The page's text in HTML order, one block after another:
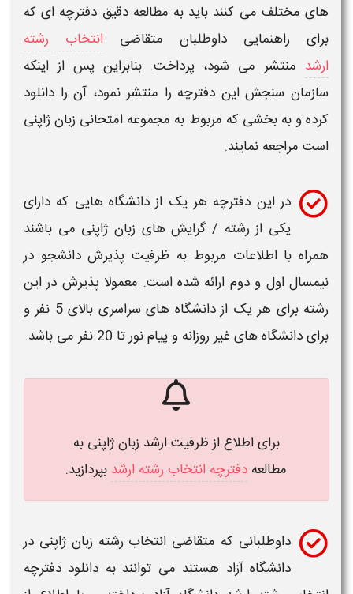
هایمختلف می کنند باید به مطالعه دقیق دفترچه ایکه
برای راهنمایی داوطلبان متقاضی انتخاب رشته
ارشد منتشر می شود، پرداخت. بنابراین پس از اینکه
سازمان سنجش این دفترچه را منتشر نمود، آن را دانلود
کرده و به بخشی که مربوط به مجموعه امتحانی زبان ژاپنی
است مراجعه نمایند.
در این دفترچه هر یک از دانشگاه هایی که دارای
یکی ازرشته / گرایش های زبان ژاپنی می باشند
همراه با اطلاعات مربوط به ظرفیت پذیرشدانشجو در
نیمسال اول و دوم ارائه شده است. معمولا پذیرش در این
رشتهبرای هر یک ازدانشگاه های
سراسری بالای 5 نفر و
برایدانشگاه های غیر روزانه و پیام نور تا 20 نفر می باشد.
برای اطلاع از ظرفیت ارشد زبان ژاپنی به
مطالعه دفترچه انتخاب رشته ارشد بپردازید.
داوطلبانی که متقاضی انتخاب رشته زبان ژاپنی در
دانشگاهآزاد هستند می توانند به دانلود دفترچه